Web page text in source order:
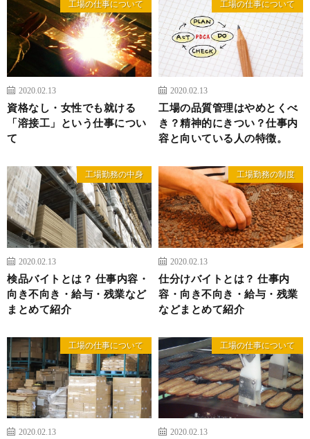
工場の仕事について
2020.02.13
資格なし・女性でも就ける
「溶接工」という仕事につい
て
工場の仕事について
2020.02.13
工場の品質管理はやめとくべ
き？精神的にきつい？仕事内
容と向いている人の特徴。
工場勤務の中身
2020.02.13
検品バイトとは？ 仕事内容・
向き不向き・給与・残業など
まとめて紹介
工場勤務の制度
2020.02.13
仕分けバイトとは？ 仕事内
容・向き不向き・給与・残業
などまとめて紹介
工場の仕事について
2020.02.13
工場の仕事について
2020.02.13